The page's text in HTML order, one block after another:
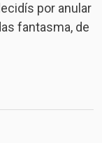
por anular
fantasma, de